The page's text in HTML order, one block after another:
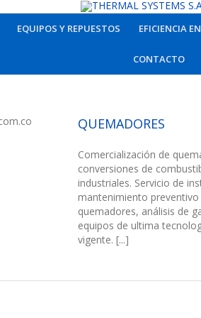
EQUIPOS Y REPUESTOS EFICIENCIA
CONTACTO
QUEMADORES
Comercialización de
conversiones de
industriales. Servicio de
mantenimiento
quemadores, análisis de
equipos de ultima
vigente. [...]